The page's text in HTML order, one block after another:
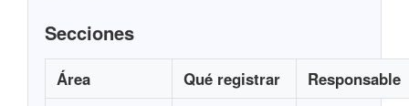
Secciones
Área Qué registrar
Responsable